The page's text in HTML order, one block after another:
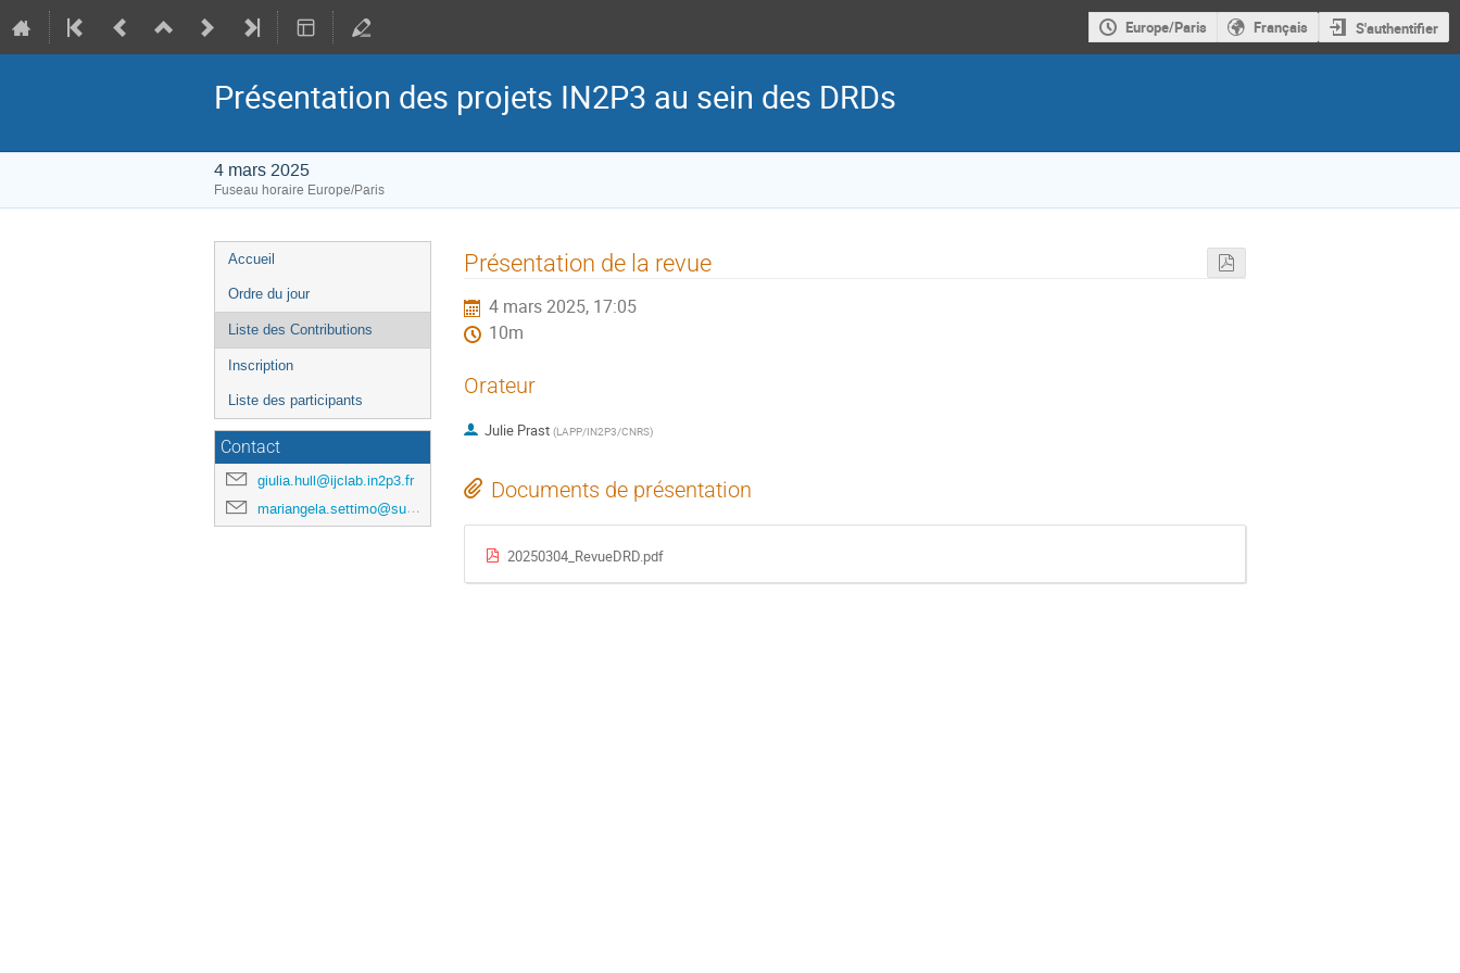
Europe/Paris Français S'authentifier
Présentation des projets IN2P3 au sein des DRDs
4 mars 2025
Fuseau horaire Europe/Paris
Menu
de
l'événement
Accueil
Ordre du jour
Liste des Contributions
Inscription
Liste des participants
Contact
giulia.hull@ijclab.in2p3.fr
mariangela.settimo@subatech.in2p3.fr
Présentation de la revue
4 mars 2025, 17:05
10m
Orateur
Julie Prast (LAPP/IN2P3/CNRS)
Documents de présentation
20250304_RevueDRD.pdf